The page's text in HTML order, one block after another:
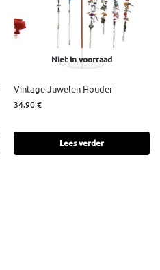
Niet in voorraad
Vintage Juwelen Houder
34.90€
Lees verder